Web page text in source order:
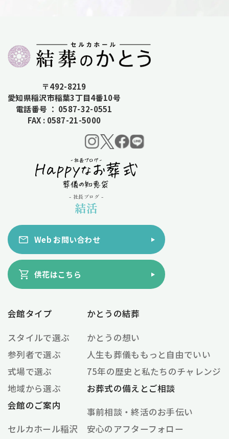
〒492-8219
愛知県稲沢市稲葉3丁目4番10号
電話番号 ： 0587-32-0551
FAX : 0587-21-5000
- 社長ブログ -
結活
Web お問い合わせ
供花はこちら
会館タイプ
スタイルで選ぶ
参列者で選ぶ
式場で選ぶ
地域から選ぶ
会館のご案内
セルカホール稲沢
かとうの結葬
かとうの想い
人生も葬儀ももっと自由でいい
75年の歴史と私たちのチャレンジ
お葬式の備えとご相談
事前相談・終活のお手伝い
安心のアフターフォロー